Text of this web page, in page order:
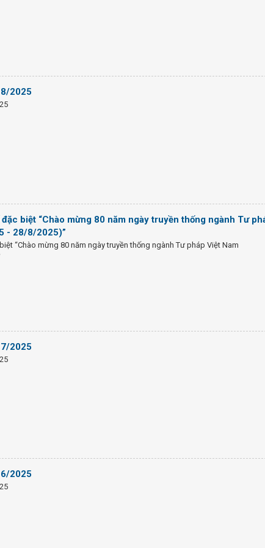
2025
biệt “Chào mừng 80 năm ngày truyền thống ngành Tư
- 28/8/2025)”
“Chào mừng 80 năm ngày truyền thống ngành Tư pháp Việt Nam
2025
2025